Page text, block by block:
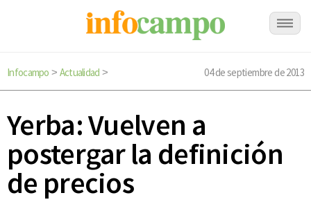
Infocampo > Actualidad > 04 de septiembre de 2013
Yerba: Vuelven a
postergar la definición
de precios